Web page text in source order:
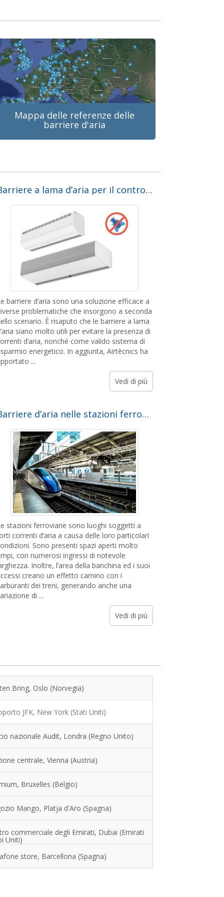
Mappa delle referenze delle
barriere d'aria
Barriere a lama d’aria per il controllo degli insetti nei ristoranti e catering
barriere d’aria sono una soluzione efficace a
problematiche che insorgono a seconda
scenario. È risaputo che le barriere a lama
siano molto utili per evitare la presenza di
d’aria, nonché come valido sistema di
energetico. In aggiunta, Airtècnics ha
...
Vedi di più
Barriere d’aria nelle stazioni ferroviarie. Caso di studio
stazioni ferroviarie sono luoghi soggetti a
correnti d’aria a causa delle loro particolari
Sono presenti spazi aperti molto
con numerosi ingressi di notevole
Inoltre, l’area della banchina ed i suoi
creano un effetto camino con i
dei treni, generando anche una
di ...
Vedi di più
Bring, Oslo (Norvegia)
JFK, New York (Stati Uniti)
nazionale Audit, Londra (Regno Unito)
centrale, Vienna (Austria)
Bruxelles (Belgio)
Mango, Platja d'Aro (Spagna)
commerciale degli Emirati, Dubai (Emirati
Uniti)
store, Barcellona (Spagna)